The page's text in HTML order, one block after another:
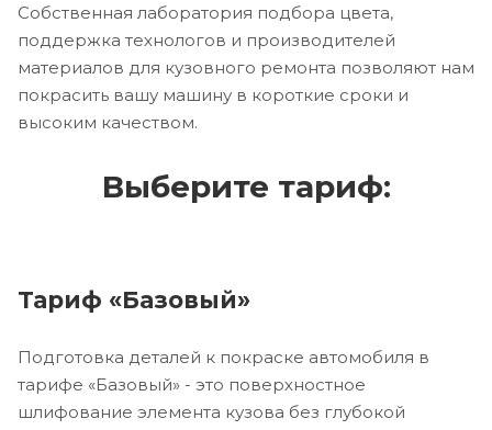
Собственная лаборатория подбора цвета,
поддержка технологов и производителей
материалов для кузовного ремонта позволяют нам
покрасить вашу машину в короткие сроки и
высоким качеством.
Выберите тариф:
Тариф «Базовый»
Подготовка деталей к покраске автомобиля в
тарифе «Базовый» - это поверхностное
шлифование элемента кузова без глубокой